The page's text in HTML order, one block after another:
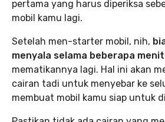
pertama yang harus diperiksa
mobil kamu lagi.
Setelah men-starter mobil, nih,
menyala selama beberapa menit
mematikannya lagi. Hal ini akan
cairan tadi untuk menyebar ke
membuat mobil kamu siap untuk